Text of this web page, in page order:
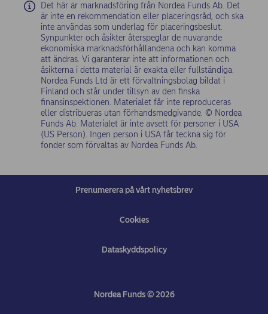
Det här är marknadsföring från Nordea Funds Ab. Det
är inte en rekommendation eller placeringsråd, och ska
inte användas som underlag för placeringsbeslut.
Synpunkter och åsikter återspeglar de nuvarande
ekonomiska marknadsförhållandena och kan komma
att ändras. Vi garanterar inte att informationen och
åsikterna i detta material är exakta eller fullständiga.
Nordea Funds Ltd är ett förvaltningsbolag bildat i
Finland och står under tillsyn av den finska
finansinspektionen. Materialet får inte reproduceras
eller distribueras utan förhandsmedgivande. © Nordea
Funds Ab. Materialet är inte avsett för personer i USA
(US Person). Ingen person i USA får teckna sig för
fonder som förvaltas av Nordea Funds Ab.
Prenumerera på vårt nyhetsbrev
Cookies
Dataskyddspolicy
Nordea Funds © 2026